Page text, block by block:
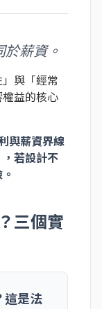
薪資。
與「經常
益的核心
與薪資界線
若設計不
三個實
這是法